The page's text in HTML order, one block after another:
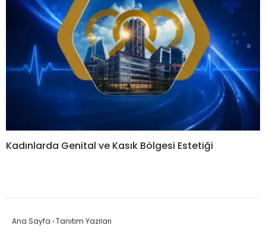
Kadınlarda Genital ve Kasık Bölgesi Estetiği
Ana Sayfa ›Tanıtım Yazıları